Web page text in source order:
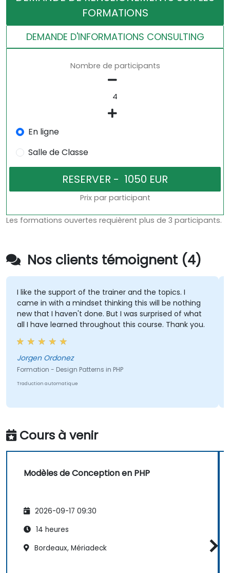
FORMATIONS
DEMANDE D'INFORMATIONS CONSULTING
Nombre de participants
En ligne
Salle de Classe
Prix par participant
Les formations ouvertes requièrent plus de 3 participants.
Nos clients témoignent (4)
I like the support of the trainer and the topics. I
came in with a mindset thinking this will be nothing
new that I haven't done. But I was surprised of what
all I have learned throughout this course. Thank you.
Jorgen Ordonez
Formation - Design Patterns in PHP
Traduction automatique
Cours à venir
Modèles de Conception en PHP
2026-09-17 09:30
14 heures
Bordeaux, Mériadeck